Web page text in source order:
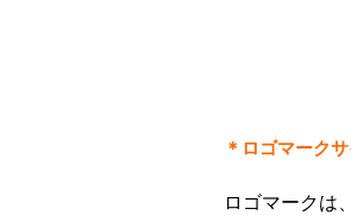
＊ロゴマーク
ロゴマークは